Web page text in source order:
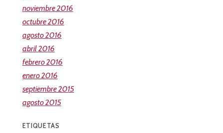
noviembre 2016
octubre 2016
agosto 2016
abril 2016
febrero 2016
enero 2016
septiembre 2015
agosto 2015
ETIQUETAS